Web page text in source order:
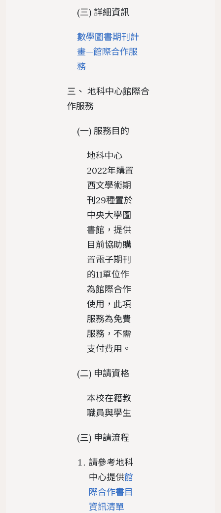
(三) 詳細資訊
數學圖書期刊計
畫—館際合作服
務
三、 地科中心館際合
作服務
(一) 服務目的
地科中心
2022年購置
西文學術期
刊29種置於
中央大學圖
書館，提供
目前協助購
置電子期刊
的11單位作
為館際合作
使用，此項
服務為免費
服務，不需
支付費用。
(二) 申請資格
本校在籍教
職員與學生
(三) 申請流程
請參考地科
中心提供館
際合作書目
資訊清單